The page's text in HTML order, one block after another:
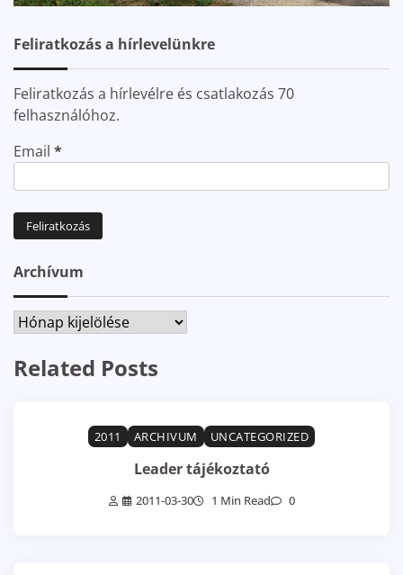
Feliratkozás a hírlevelünkre
Feliratkozás a hírlevélre és csatlakozás 70
felhasználóhoz.
Email *
Archívum
Archívum
Related Posts
2011 ARCHIVUM UNCATEGORIZED
Leader tájékoztató
2011-03-30 1 Min Read 0